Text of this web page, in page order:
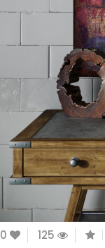
0 125